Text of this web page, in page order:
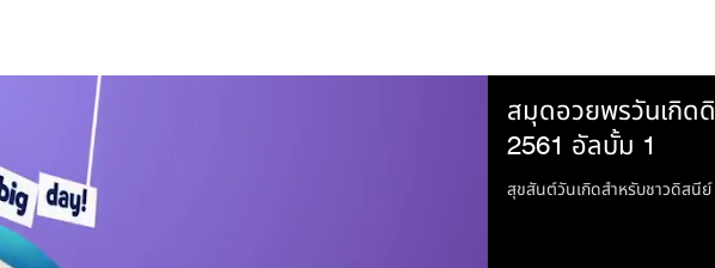
สมุดอวยพรวันเกิด
2561 อัลบั้ม 1
สุขสันต์วันเกิดสำหรับชาวดิสนี